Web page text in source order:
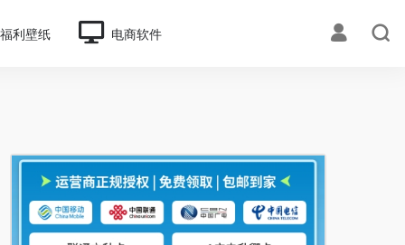
福利壁纸 电商软件